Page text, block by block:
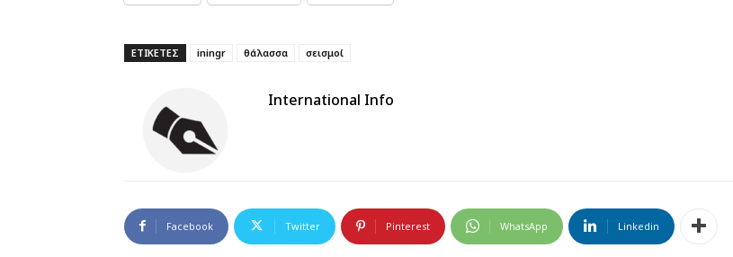
ΕΤΙΚΕΤΕΣ iningr θάλασσα σεισμοί
International Info
Facebook Twitter Pinterest WhatsApp Linkedin